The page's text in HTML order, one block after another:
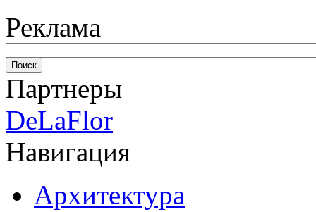
Реклама
Партнеры
DeLaFlor
Навигация
Архитектура